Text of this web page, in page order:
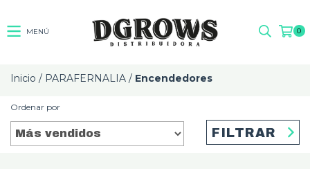
MENÚ 0
Inicio / PARAFERNALIA / Encendedores
Ordenar por
FILTRAR